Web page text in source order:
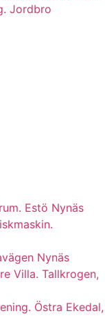
Jordbro
Estö Nynäs
Nynäs
Villa. Tallkrogen,
Östra Ekedal,